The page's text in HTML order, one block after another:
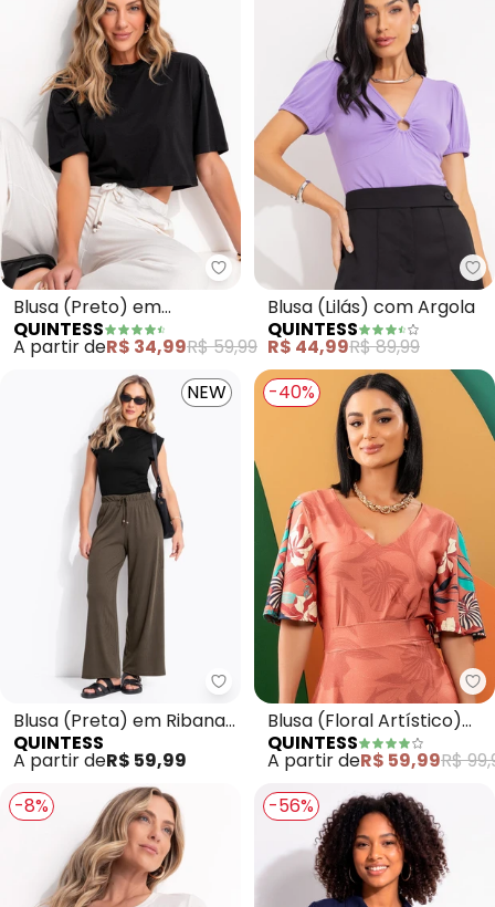
Quintess - Blusa (Preto) em
Blusa (Preto) em
Canelado
QUINTESS
A partir deR$ 34,99R$ 59,99
Blusa (Lilás) com Argola
QUINTESS
R$ 44,99R$ 89,99
NEW
Quintess - Blusa (Preta) em
Blusa (Preta) em Ribana
Canelada
QUINTESS
A partir deR$ 59,99
-40%
Blusa (Floral Artístico)
em Malha Fria
QUINTESS
A partir deR$ 59,99R$
-8%
-56%